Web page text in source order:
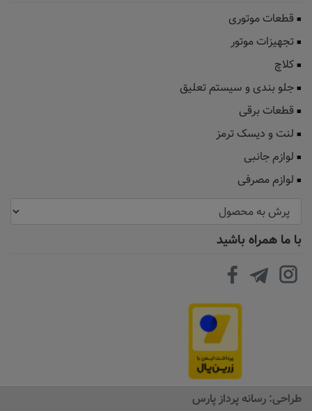
قطعات موتوری
تجهیزات موتور
کلاچ
جلو بندی و سیستم تعلیق
قطعات برقی
لنت و دیسک ترمز
لوازم جانبی
لوازم مصرفی
با ما همراه باشید
طراحی: رسانه پرداز پارس